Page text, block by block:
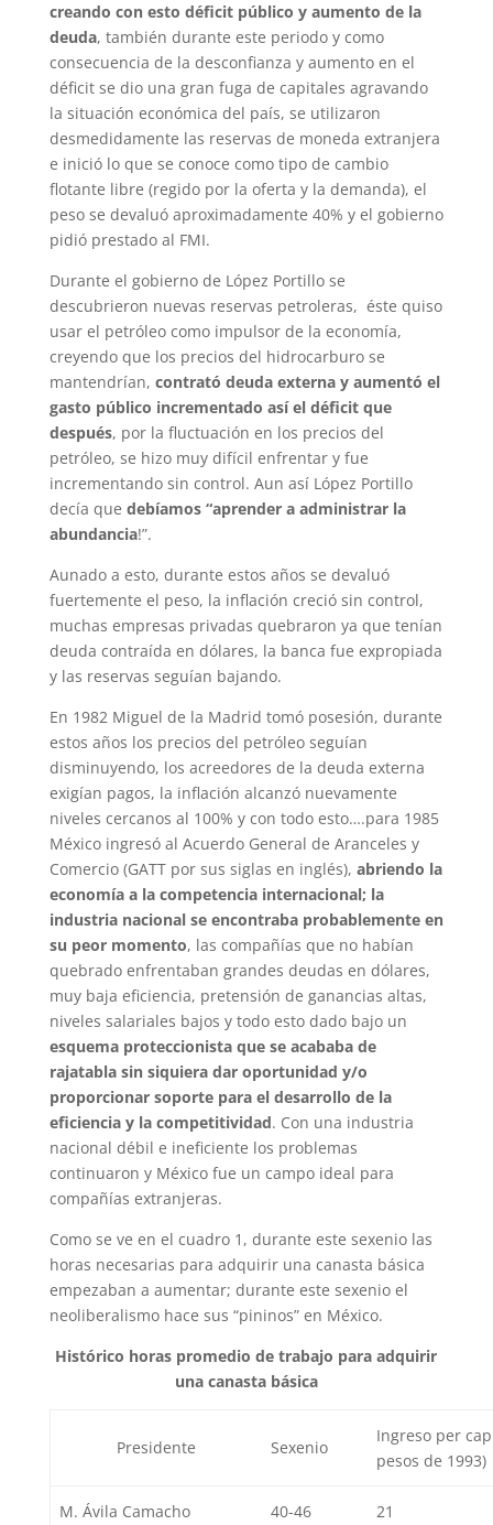
creando con esto déficit público y aumento de la
deuda, también durante este periodo y como
consecuencia de la desconfianza y aumento en el
déficit se dio una gran fuga de capitales agravando
la situación económica del país, se utilizaron
desmedidamente las reservas de moneda extranjera
e inició lo que se conoce como tipo de cambio
flotante libre (regido por la oferta y la demanda), el
peso se devaluó aproximadamente 40% y el gobierno
pidió prestado al FMI.
Durante el gobierno de López Portillo se
descubrieron nuevas reservas petroleras, éste quiso
usar el petróleo como impulsor de la economía,
creyendo que los precios del hidrocarburo se
mantendrían, contrató deuda externa y aumentó el
gasto público incrementado así el déficit que
después, por la fluctuación en los precios del
petróleo, se hizo muy difícil enfrentar y fue
incrementando sin control. Aun así López Portillo
decía que debíamos “aprender a administrar la
abundancia!”.
Aunado a esto, durante estos años se devaluó
fuertemente el peso, la inflación creció sin control,
muchas empresas privadas quebraron ya que tenían
deuda contraída en dólares, la banca fue expropiada
y las reservas seguían bajando.
En 1982 Miguel de la Madrid tomó posesión, durante
estos años los precios del petróleo seguían
disminuyendo, los acreedores de la deuda externa
exigían pagos, la inflación alcanzó nuevamente
niveles cercanos al 100% y con todo esto….para 1985
México ingresó al Acuerdo General de Aranceles y
Comercio (GATT por sus siglas en inglés), abriendo la
economía a la competencia internacional; la
industria nacional se encontraba probablemente en
su peor momento, las compañías que no habían
quebrado enfrentaban grandes deudas en dólares,
muy baja eficiencia, pretensión de ganancias altas,
niveles salariales bajos y todo esto dado bajo un
esquema proteccionista que se acababa de
rajatabla sin siquiera dar oportunidad y/o
proporcionar soporte para el desarrollo de la
eficiencia y la competitividad. Con una industria
nacional débil e ineficiente los problemas
continuaron y México fue un campo ideal para
compañías extranjeras.
Como se ve en el cuadro 1, durante este sexenio las
horas necesarias para adquirir una canasta básica
empezaban a aumentar; durante este sexenio el
neoliberalismo hace sus “pininos” en México.
Histórico horas promedio de trabajo para adquirir
una canasta básica
Presidente Sexenio
Ingreso per
pesos de 1993)
M. Ávila Camacho 40-46 21